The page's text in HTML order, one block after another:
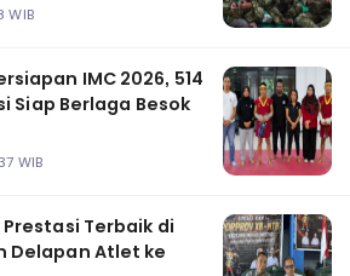
WIB
IMC 2026, 514
Siap Berlaga Besok
WIB
Prestasi Terbaik di
Delapan Atlet ke